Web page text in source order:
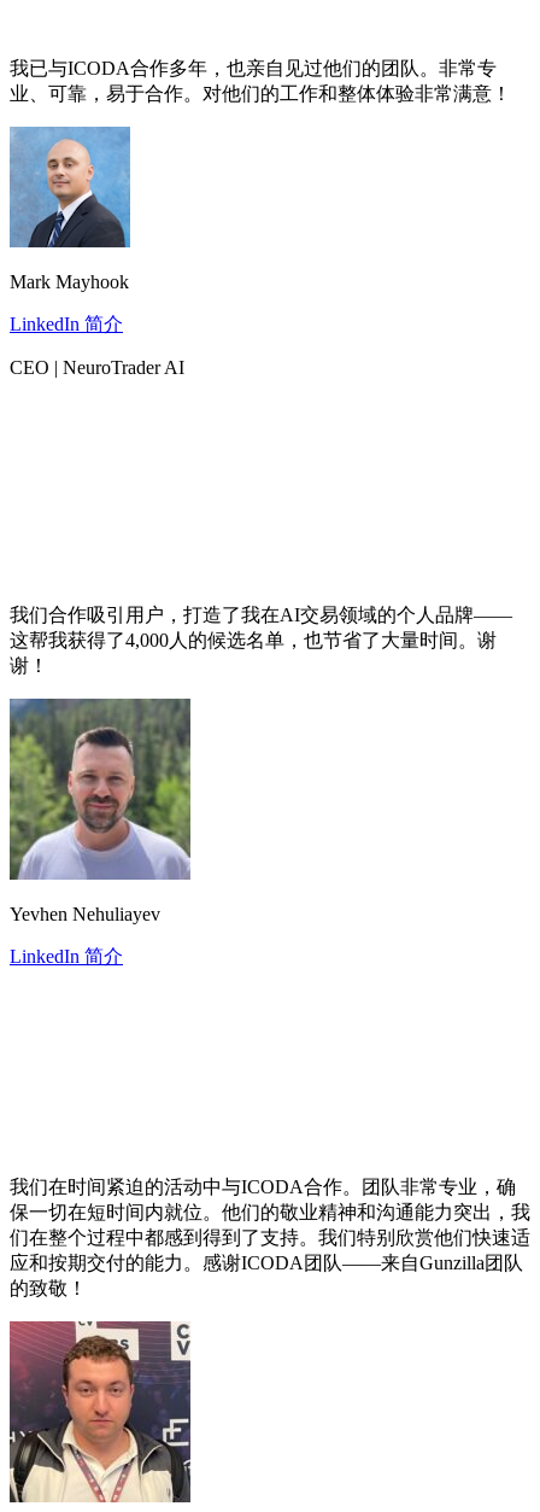
我已与ICODA合作多年，也亲自见过他们的团队。非常专
业、可靠，易于合作。对他们的工作和整体体验非常满意！
Mark Mayhook
LinkedIn 简介
CEO | NeuroTrader AI
我们合作吸引用户，打造了我在AI交易领域的个人品牌——
这帮我获得了4,000人的候选名单，也节省了大量时间。谢
谢！
Yevhen Nehuliayev
LinkedIn 简介
我们在时间紧迫的活动中与ICODA合作。团队非常专业，确
保一切在短时间内就位。他们的敬业精神和沟通能力突出，我
们在整个过程中都感到得到了支持。我们特别欣赏他们快速适
应和按期交付的能力。感谢ICODA团队——来自Gunzilla团队
的致敬！